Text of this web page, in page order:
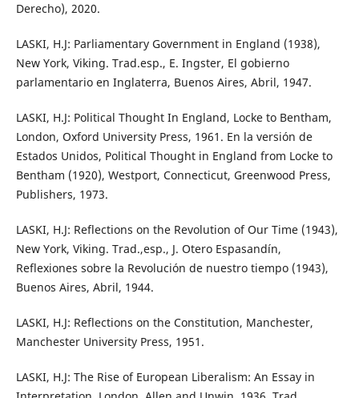
Derecho), 2020.
LASKI, H.J: Parliamentary Government in England (1938),
New York, Viking. Trad.esp., E. Ingster, El gobierno
parlamentario en Inglaterra, Buenos Aires, Abril, 1947.
LASKI, H.J: Political Thought In England, Locke to Bentham,
London, Oxford University Press, 1961. En la versión de
Estados Unidos, Political Thought in England from Locke to
Bentham (1920), Westport, Connecticut, Greenwood Press,
Publishers, 1973.
LASKI, H.J: Reflections on the Revolution of Our Time (1943),
New York, Viking. Trad.,esp., J. Otero Espasandín,
Reflexiones sobre la Revolución de nuestro tiempo (1943),
Buenos Aires, Abril, 1944.
LASKI, H.J: Reflections on the Constitution, Manchester,
Manchester University Press, 1951.
LASKI, H.J: The Rise of European Liberalism: An Essay in